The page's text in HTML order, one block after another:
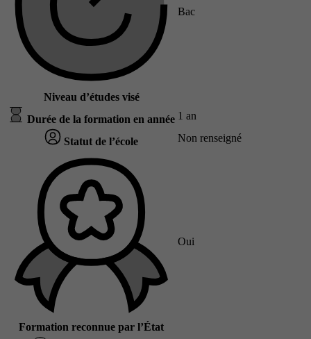
Niveau d’études visé
Bac
Durée de la formation en année 1 an
Statut de l’école Non renseigné
Formation reconnue par l’État
Oui